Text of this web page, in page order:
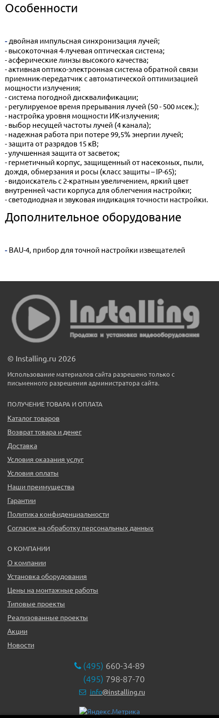
Особенности
- двойная импульсная синхронизация лучей;
- высокоточная 4-лучевая оптическая система;
- асферические линзы высокого качества;
- активная оптико-электронная система обратной связи
приемник-передатчик с автоматической оптимизацией
мощности излучения;
- система погодной дисквалификации;
- регулируемое время прерывания лучей (50 - 500 мсек.);
- настройка уровня мощности ИК-излучения;
- выбор несущей частоты лучей (4 канала);
- надежная работа при потере 99,5% энергии лучей;
- защита от разрядов 15 кВ;
- улучшенная защита от засветок;
- герметичный корпус, защищенный от насекомых, пыли,
дождя, обмерзания и росы (класс защиты – IP-65);
- видоискатель с 2-кратным увеличением, яркий цвет
внутренней части корпуса для облегчения настройки;
- светодиодная и звуковая индикация точности настройки.
Дополнительное оборудование
- BAU-4, прибор для точной настройки извещателей
© Installing.ru 2026
Использование материалов сайта разрешено только с
письменного разрешения администратора сайта.
ПОЛУЧЕНИЕ ТОВАРА И ОПЛАТА
Каталог товаров
Возврат товара и денег
Доставка
Условия оказания услуг
Условия оплаты
Наши преимущества
Гарантии
Политика конфиденциальности
Согласие на обработку персональных данных
О КОМПАНИИ
О компании
Установка оборудования
Цены на монтажные работы
Типовые проекты
Реализованные проекты
Акции
Новости
(495) 660-34-89
(495) 798-87-70
info@installing.ru